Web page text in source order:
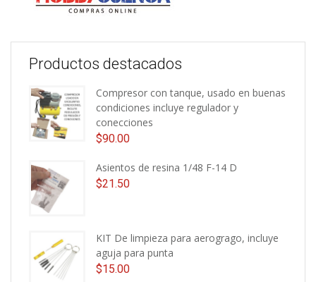
Productos destacados
Compresor con tanque, usado en buenas
condiciones incluye regulador y
conecciones
$90.00
Asientos de resina 1/48 F-14 D
$21.50
KIT De limpieza para aerogrago, incluye
aguja para punta
$15.00